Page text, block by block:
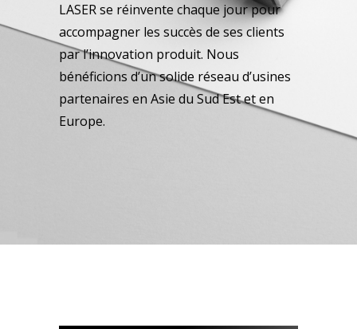
LASER se réinvente chaque jour pour
accompagner les succès de ses clients
par l’innovation produit. Nous
bénéficions d’un solide réseau d’usines
partenaires en Asie du Sud Est et en
Europe.